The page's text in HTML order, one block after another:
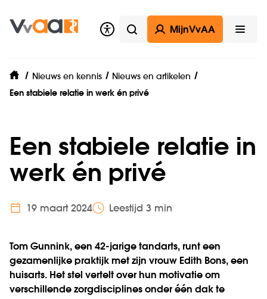
Zoeken
MijnVvAA
home
Nieuws en kennis
Nieuws en artikelen
Een stabiele relatie in werk én privé
Een stabiele relatie in
werk én privé
19 maart 2024 Leestijd 3 min
Tom Gunnink, een 42-jarige tandarts, runt een
gezamenlijke praktijk met zijn vrouw Edith Bons, een
huisarts. Het stel vertelt over hun motivatie om
verschillende zorgdisciplines onder één dak te